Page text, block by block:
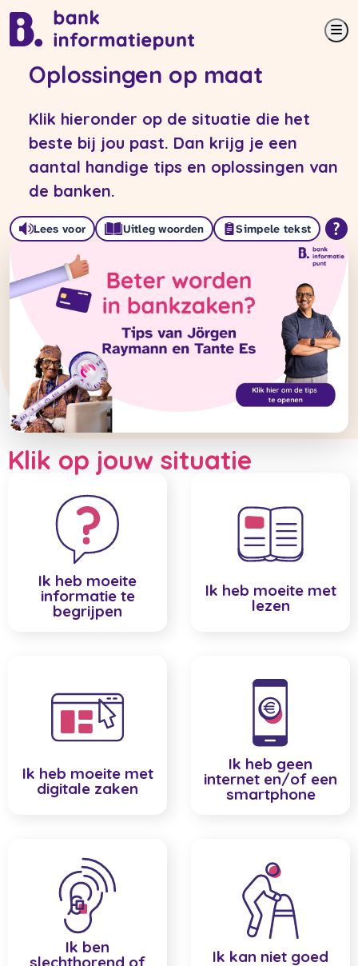
Oplossingen op maat
Klik hieronder op de situatie die het
beste bij jou past. Dan krijg je een
aantal handige tips en oplossingen van
de banken.
Lees voor Uitleg woorden Simpele tekst
Klik op jouw situatie
Ik heb moeite
informatie te
begrijpen
Ik heb moeite met
lezen
Ik heb moeite met
digitale zaken
Ik heb geen
internet en/of een
smartphone
Ik ben
slechthorend of Ik kan niet goed